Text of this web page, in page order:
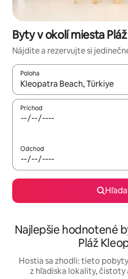
Byty v okolí miesta
Nájdite a rezervujte si
Poloha
Keď budú výsledky k dispozícii,
Príchod
Odchod
Najlepšie hodnotené
Pláž
Hostia sa zhodli: tieto
z hľadiska lokality, čistoty